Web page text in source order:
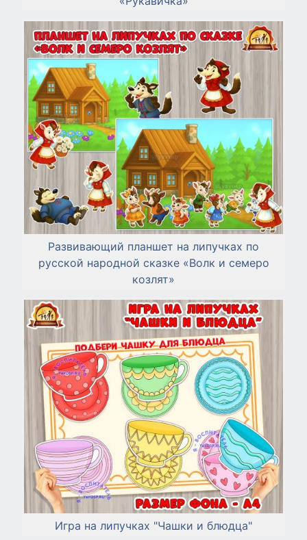
Развивающий планшет на липучках по
русской народной сказке «Волк и семеро
козлят»
Игра на липучках "Чашки и блюдца"